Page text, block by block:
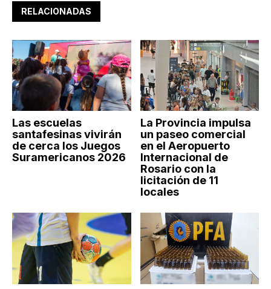
RELACIONADAS
Las escuelas
santafesinas vivirán
de cerca los Juegos
Suramericanos 2026
La Provincia impulsa
un paseo comercial
en el Aeropuerto
Internacional de
Rosario con la
licitación de 11
locales